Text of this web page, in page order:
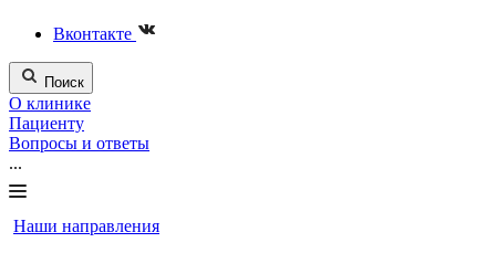
Вконтакте
Поиск
О клинике
Пациенту
Вопросы и ответы
...
Наши направления